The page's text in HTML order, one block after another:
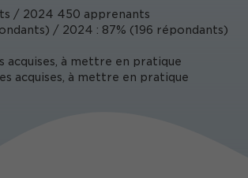
/ 2024 450 apprenants
/ 2024 : 87% (196 répondants)
acquises, à mettre en pratique
acquises, à mettre en pratique